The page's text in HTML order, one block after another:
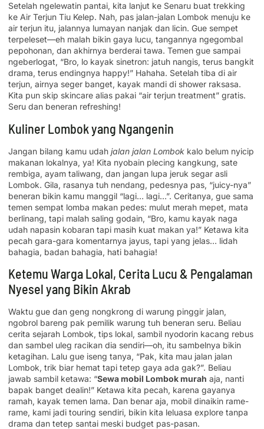
Setelah ngelewatin pantai, kita lanjut ke Senaru buat trekking
ke Air Terjun Tiu Kelep. Nah, pas jalan-jalan Lombok menuju ke
air terjun itu, jalannya lumayan nanjak dan licin. Gue sempet
terpeleset—eh malah bikin gaya lucu, tangannya ngegombal
pepohonan, dan akhirnya berderai tawa. Temen gue sampai
ngeberlogat, “Bro, lo kayak sinetron: jatuh nangis, terus bangkit
drama, terus endingnya happy!” Hahaha. Setelah tiba di air
terjun, airnya seger banget, kayak mandi di shower raksasa.
Kita pun skip skincare alias pakai “air terjun treatment” gratis.
Seru dan beneran refreshing!
Kuliner Lombok yang Ngangenin
Jangan bilang kamu udah jalan jalan Lombok kalo belum nyicip
makanan lokalnya, ya! Kita nyobain plecing kangkung, sate
rembiga, ayam taliwang, dan jangan lupa jeruk segar asli
Lombok. Gila, rasanya tuh nendang, pedesnya pas, “juicy-nya”
beneran bikin kamu manggil “lagi… lagi…”. Ceritanya, gue sama
temen sempat lomba makan pedes: mulut merah mepet, mata
berlinang, tapi malah saling godain, “Bro, kamu kayak naga
udah napasin kobaran tapi masih kuat makan ya!” Ketawa kita
pecah gara-gara komentarnya jayus, tapi yang jelas… lidah
bahagia, badan bahagia, hati bahagia!
Ketemu Warga Lokal, Cerita Lucu & Pengalaman
Nyesel yang Bikin Akrab
Waktu gue dan geng nongkrong di warung pinggir jalan,
ngobrol bareng pak pemilik warung tuh beneran seru. Beliau
cerita sejarah Lombok, tips lokal, sambil nyodorin kacang rebus
dan sambel uleg racikan dia sendiri—oh, itu sambelnya bikin
ketagihan. Lalu gue iseng tanya, “Pak, kita mau jalan jalan
Lombok, trik biar hemat tapi tetep gaya ada gak?”. Beliau
jawab sambil ketawa: “Sewa mobil Lombok murah aja, nanti
bapak banget dealin!” Ketawa kita pecah, karena gayanya
ramah, kayak temen lama. Dan benar aja, mobil dinaikin rame-
rame, kami jadi touring sendiri, bikin kita leluasa explore tanpa
drama dan tetep santai meski budget pas-pasan.